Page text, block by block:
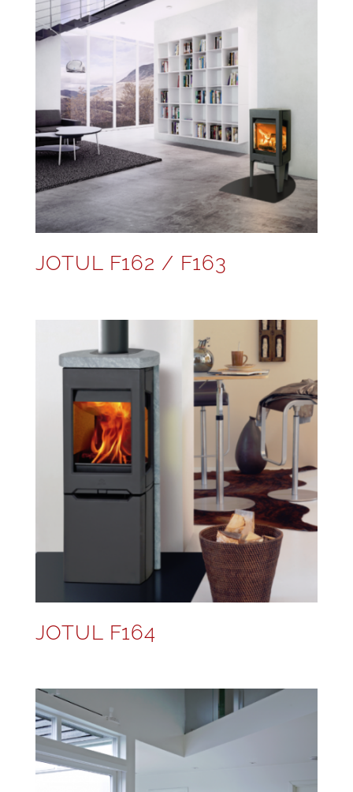
JOTUL F162 / F163
JOTUL F164